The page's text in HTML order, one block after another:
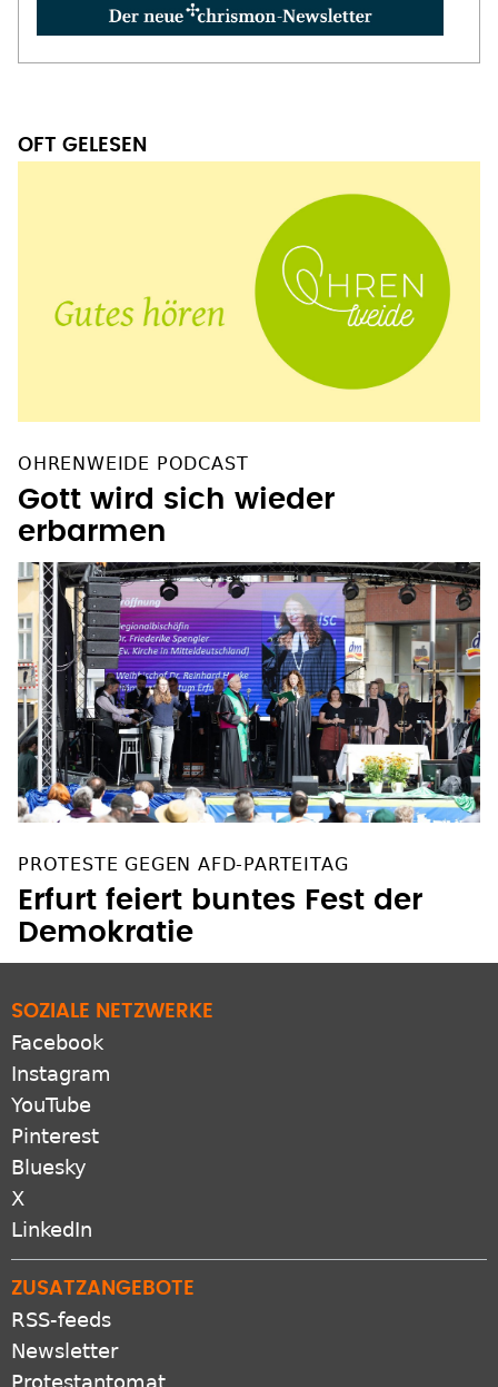
OFT GELESEN
OHRENWEIDE PODCAST
Gott wird sich wieder
erbarmen
PROTESTE GEGEN AFD-PARTEITAG
Erfurt feiert buntes Fest der
Demokratie
SOZIALE NETZWERKE
Facebook
Instagram
YouTube
Pinterest
Bluesky
X
LinkedIn
ZUSATZANGEBOTE
RSS-feeds
Newsletter